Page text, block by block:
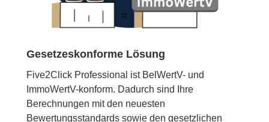
Gesetzeskonforme Lösung
Five2Click Professional ist BelWertV- und
ImmoWertV-konform. Dadurch sind Ihre
Berechnungen mit den neuesten
Bewertungsstandards sowie den gesetzlichen